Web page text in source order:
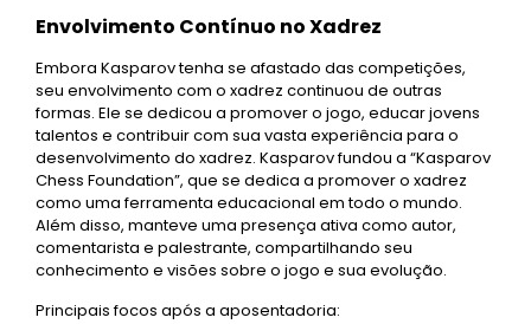
Envolvimento Contínuo no Xadrez
Embora Kasparov tenha se afastado das competições,
seu envolvimento com o xadrez continuou de outras
formas. Ele se dedicou a promover o jogo, educar jovens
talentos e contribuir com sua vasta experiência para o
desenvolvimento do xadrez. Kasparov fundou a “Kasparov
Chess Foundation”, que se dedica a promover o xadrez
como uma ferramenta educacional em todo o mundo.
Além disso, manteve uma presença ativa como autor,
comentarista e palestrante, compartilhando seu
conhecimento e visões sobre o jogo e sua evolução.
Principais focos após a aposentadoria: